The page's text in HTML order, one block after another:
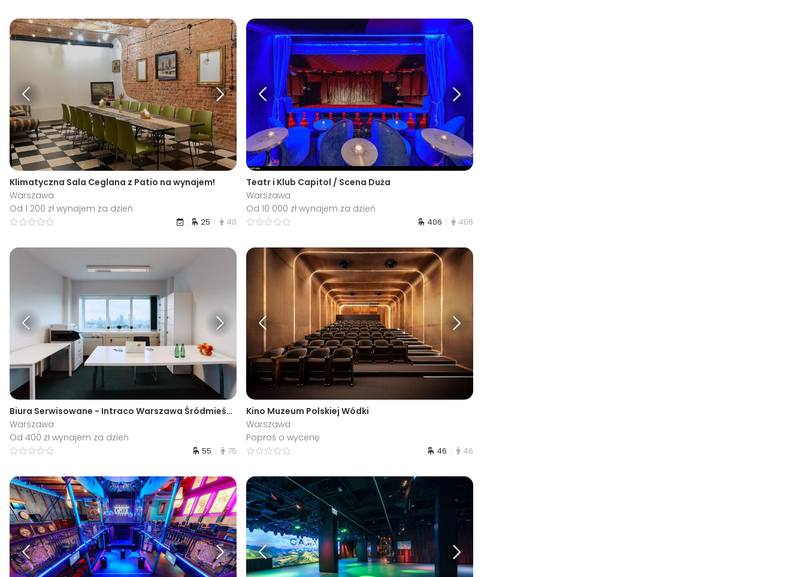
Klimatyczna Sala Ceglana z Patio na wynajem!
Warszawa
Od 1 200 zł wynajem za dzień
25 40
Teatr i Klub Capitol / Scena Duża
Warszawa
Od 10 000 zł wynajem za dzień
406 406
Biura Serwisowane - Intraco Warszawa Śródmieście
Warszawa
Od 400 zł wynajem za dzień
55 75
Kino Muzeum Polskiej Wódki
Warszawa
Poproś o wycenę
46 46